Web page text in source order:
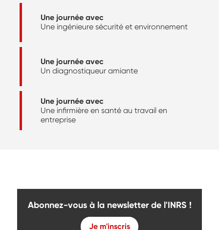
Une journée avec
Une ingénieure sécurité et environnement
Une journée avec
Un diagnostiqueur amiante
Une journée avec
Une infirmière en santé au travail en
entreprise
Abonnez-vous à la newsletter de l'INRS !
Je m'inscris